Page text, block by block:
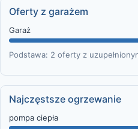
Oferty z garażem
Garaż
Podstawa: 2 oferty z
Najczęstsze ogrzewanie
pompa ciepła